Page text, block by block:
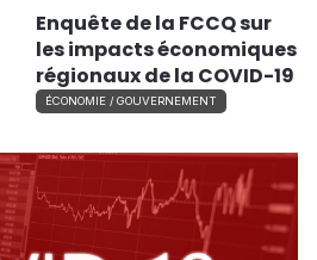
Enquête de la FCCQ sur
les impacts économiques
régionaux de la COVID-19
ÉCONOMIE / GOUVERNEMENT